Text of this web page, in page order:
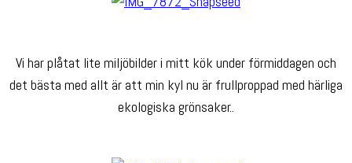
Vi har plåtat lite miljöbilder i mitt kök under förmiddagen och
det bästa med allt är att min kyl nu är frullproppad med härliga
ekologiska grönsaker..